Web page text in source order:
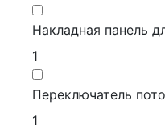
Накладная панель
1
Переключатель
1